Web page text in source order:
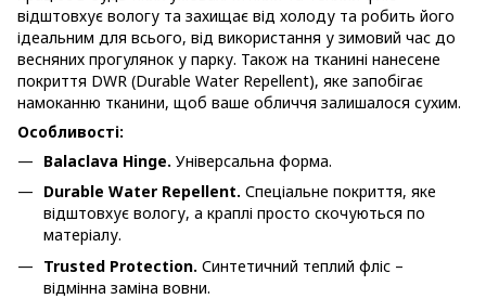
відштовхує вологу та захищає від холоду та робить його
ідеальним для всього, від використання у зимовий час до
весняних прогулянок у парку. Також на тканині нанесене
покриття DWR (Durable Water Repellent), яке запобігає
намоканню тканини, щоб ваше обличчя залишалося сухим.
Особливості:
Balaclava Hinge. Універсальна форма.
Durable Water Repellent. Спеціальне покриття, яке
відштовхує вологу, а краплі просто скочуються по
матеріалу.
Trusted Protection. Синтетичний теплий фліс –
відмінна заміна вовни.